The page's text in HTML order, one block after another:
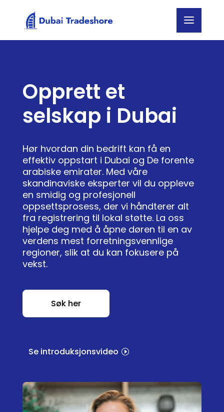
Opprett et
selskap i Dubai
Hør hvordan din bedrift kan få en
effektiv oppstart i Dubai og De forente
arabiske emirater. Med våre
skandinaviske eksperter vil du oppleve
en smidig og profesjonell
oppsettsprosess, der vi håndterer alt
fra registrering til lokal støtte. La oss
hjelpe deg med å åpne døren til en av
verdens mest forretningsvennlige
regioner, slik at du kan fokusere på
vekst.
Søk her
Se introduksjonsvideo